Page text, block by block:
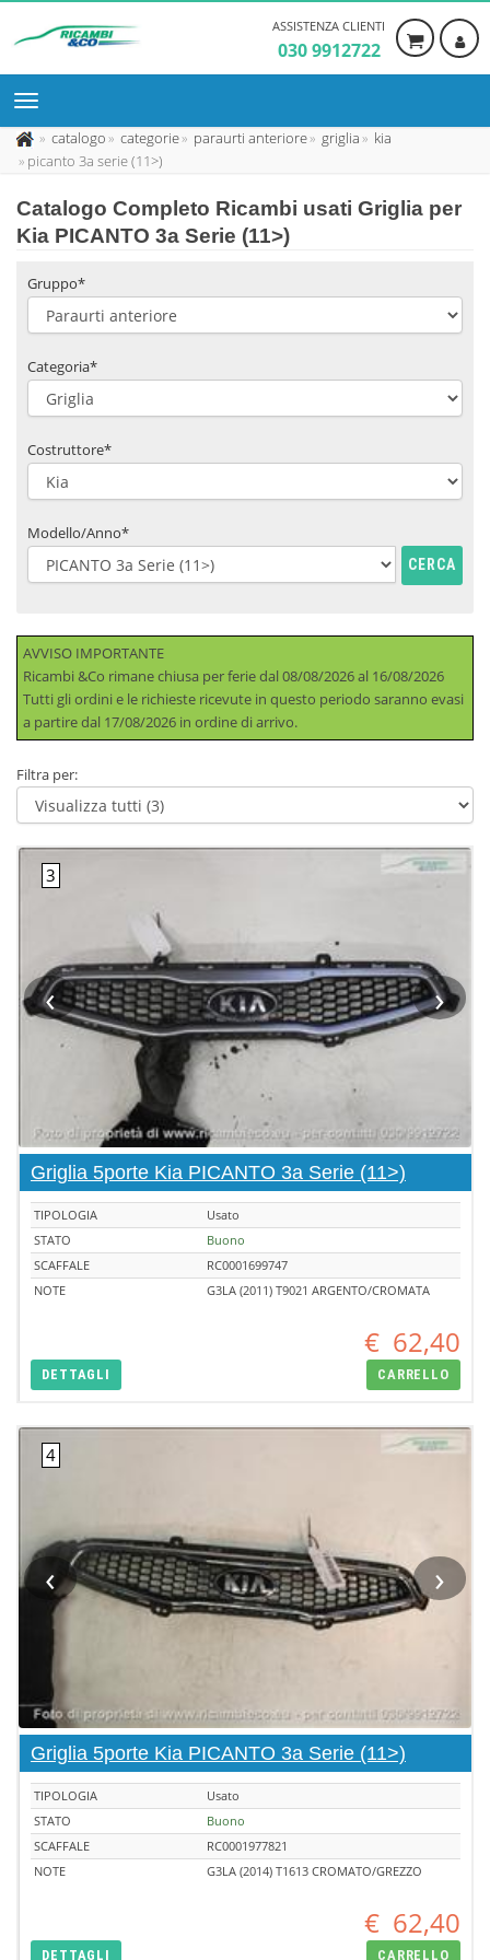
ASSISTENZA CLIENTI
030 9912722
catalogo categorie paraurti anteriore griglia
kia
picanto 3a serie (11>)
Catalogo Completo Ricambi usati Griglia per
Kia PICANTO 3a Serie (11>)
Gruppo*
Categoria*
Costruttore*
Modello/Anno*
CERCA
AVVISO IMPORTANTE
Ricambi &Co rimane chiusa per ferie dal 08/08/2026 al 16/08/2026
Tutti gli ordini e le richieste ricevute in questo periodo saranno evasi
a partire dal 17/08/2026 in ordine di arrivo.
Filtra per:
‹ ›
Griglia 5porte Kia PICANTO 3a Serie (11>)
TIPOLOGIA
Usato
STATO
Buono
SCAFFALE
RC0001699747
NOTE
G3LA (2011) T9021 ARGENTO/CROMATA
€ 62,40
DETTAGLI CARRELLO
‹ ›
Griglia 5porte Kia PICANTO 3a Serie (11>)
TIPOLOGIA
Usato
STATO
Buono
SCAFFALE
RC0001977821
NOTE
G3LA (2014) T1613 CROMATO/GREZZO
€ 62,40
DETTAGLI CARRELLO